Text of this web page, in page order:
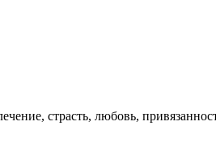
страсть, любовь,